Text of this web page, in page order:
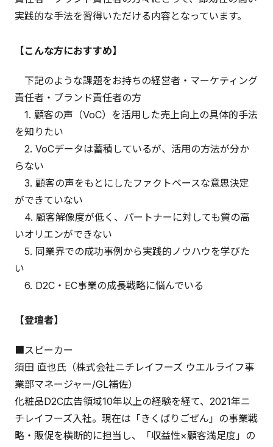
実践的な手法を習得いただける内容となっています。
【こんな方におすすめ】
下記のような課題をお持ちの経営者・マーケティング
責任者・ブランド責任者の方
1. 顧客の声（VoC）を活用した売上向上の具体的手法
を知りたい
2. VoCデータは蓄積しているが、活用の方法が分か
らない
3. 顧客の声をもとにしたファクトベースな意思決定
ができていない
4. 顧客解像度が低く、パートナーに対しても質の高
いオリエンができない
5. 同業界での成功事例から実践的ノウハウを学びた
い
6. D2C・EC事業の成長戦略に悩んでいる
【登壇者】
■スピーカー
須田 直也氏（株式会社ニチレイフーズ ウエルライフ事
業部マネージャー/GL補佐）
化粧品D2C広告領域10年以上の経験を経て、2021年ニ
チレイフーズ入社。現在は「きくばりごぜん」の事業戦
略・販促を横断的に担当し、「収益性×顧客満足度」の